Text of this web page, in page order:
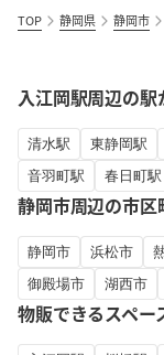
TOP 静岡県 静岡市
入江岡駅周辺の駅
清水駅 東静岡駅
音羽町駅
春日町駅
静岡市周辺の市区
静岡市 浜松市
御殿場市
湖西市
物販できるスペー